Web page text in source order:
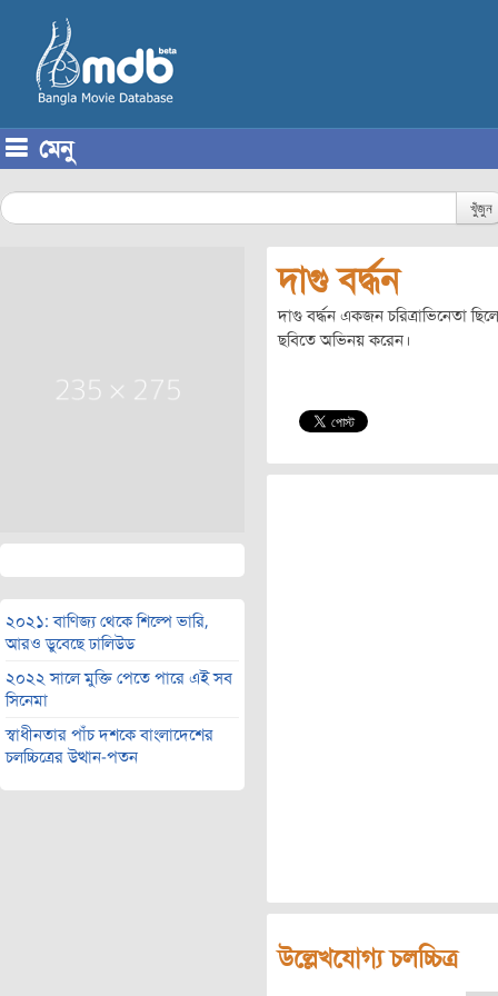
মেনু
খুঁজুন
২০২১: বাণিজ্য থেকে শিল্পে ভারি,
আরও ডুবেছে ঢালিউড
২০২২ সালে মুক্তি পেতে পারে এই সব
সিনেমা
স্বাধীনতার পাঁচ দশকে বাংলাদেশের
চলচ্চিত্রের উত্থান-পতন
দাগু বর্দ্ধন
দাগু বর্দ্ধন একজন চরিত্রাভিনেতা
ছবিতে অভিনয় করেন।
উল্লেখযোগ্য চলচ্চিত্র